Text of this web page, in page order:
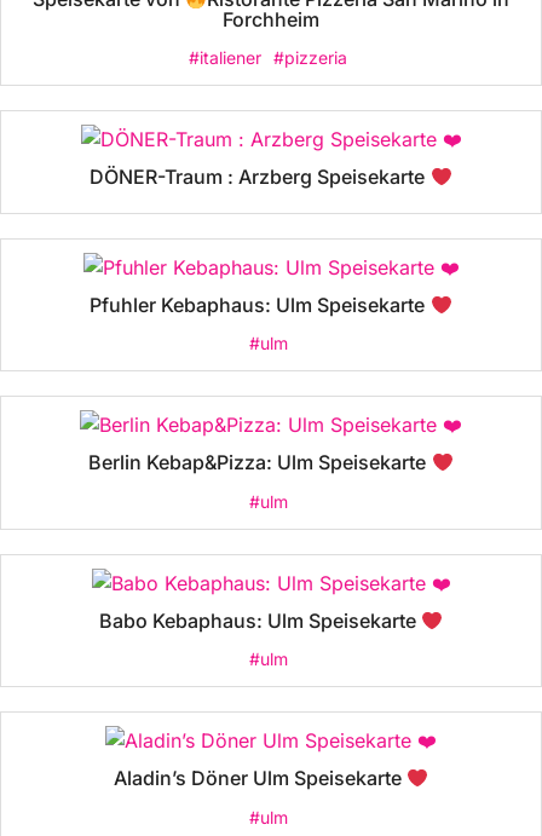
Forchheim
#italiener #pizzeria
DÖNER-Traum : Arzberg Speisekarte
Pfuhler Kebaphaus: Ulm Speisekarte
#ulm
Berlin Kebap&Pizza: Ulm Speisekarte
#ulm
Babo Kebaphaus: Ulm Speisekarte
#ulm
Aladin’s Döner Ulm Speisekarte
#ulm